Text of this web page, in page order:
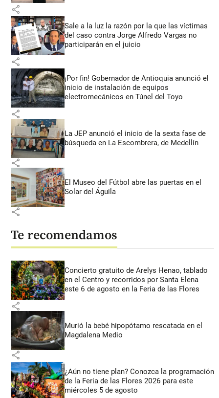
share
Sale a la luz la razón por la que las víctimas
del caso contra Jorge Alfredo Vargas no
participarán en el juicio
share
¡Por fin! Gobernador de Antioquia anunció el
inicio de instalación de equipos
electromecánicos en Túnel del Toyo
share
La JEP anunció el inicio de la sexta fase de
búsqueda en La Escombrera, de Medellín
share
El Museo del Fútbol abre las puertas en el
Solar del Águila
share
Te recomendamos
Concierto gratuito de Arelys Henao, tablado
en el Centro y recorridos por Santa Elena
este 6 de agosto en la Feria de las Flores
share
Murió la bebé hipopótamo rescatada en el
Magdalena Medio
share
¿Aún no tiene plan? Conozca la programación
de la Feria de las Flores 2026 para este
miércoles 5 de agosto